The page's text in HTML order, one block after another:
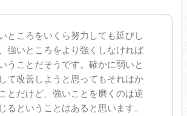
ところをいくら努力しても延びし
強いところをより強くしなければ
うことだそうです。確かに弱いと
て改善しようと思ってもそれはか
とだけど、強いことを磨くのは逆
るということはあると思います。